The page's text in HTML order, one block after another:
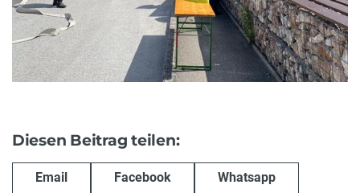
Diesen Beitrag teilen:
Email Facebook Whatsapp